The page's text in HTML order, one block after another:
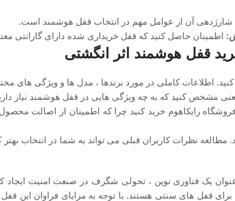
شارژدهی آن از عوامل مهم در انتخاب قفل هوشمند است.
اطمینان حاصل کنید که قفل خریداری شده دارای گارانتی
قفل هوشمند اثر انگشتی
کنید. اطلاعات کاملی در مورد برندها ، مدل‌ ها و ویژگی
مشخص کنید که به چه ویژگی‌ هایی در قفل هوشمند نیاز
رایکاهوم خرید کنید چرا که اطمینان از اصالت
مطالعه نظرات کاربران قبلی می ‌تواند به شما در انتخاب
یک فناوری نوین ، تحولی شگرف در صنعت امنیت ایجاد
قفل‌ های سنتی هستند. با توجه به مزایای فراوان این